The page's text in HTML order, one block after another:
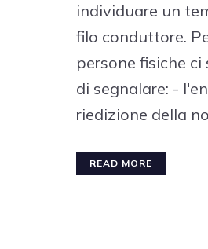
individuare un
filo conduttore.
persone fisiche
di segnalare: -
riedizione della
READ MORE